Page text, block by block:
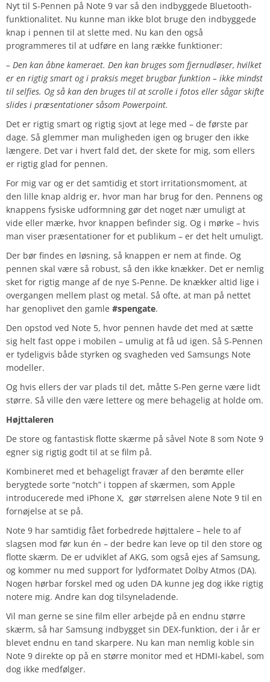
Nyt til S-Pennen på Note 9 var så den indbyggede Bluetooth-
funktionalitet. Nu kunne man ikke blot bruge den indbyggede
knap i pennen til at slette med. Nu kan den også
programmeres til at udføre en lang række funktioner:
– Den kan åbne kameraet. Den kan bruges som fjernudløser, hvilket
er en rigtig smart og i praksis meget brugbar funktion – ikke mindst
til selfies. Og så kan den bruges til at scrolle i fotos eller sågar skifte
slides i præsentationer såsom Powerpoint.
Det er rigtig smart og rigtig sjovt at lege med – de første par
dage. Så glemmer man muligheden igen og bruger den ikke
længere. Det var i hvert fald det, der skete for mig, som ellers
er rigtig glad for pennen.
For mig var og er det samtidig et stort irritationsmoment, at
den lille knap aldrig er, hvor man har brug for den. Pennens og
knappens fysiske udformning gør det noget nær umuligt at
vide eller mærke, hvor knappen befinder sig. Og i mørke – hvis
man viser præsentationer for et publikum – er det helt umuligt.
Der bør findes en løsning, så knappen er nem at finde. Og
pennen skal være så robust, så den ikke knækker. Det er nemlig
sket for rigtig mange af de nye S-Penne. De knækker altid lige i
overgangen mellem plast og metal. Så ofte, at man på nettet
har genoplivet den gamle #spengate.
Den opstod ved Note 5, hvor pennen havde det med at sætte
sig helt fast oppe i mobilen – umulig at få ud igen. Så S-Pennen
er tydeligvis både styrken og svagheden ved Samsungs Note
modeller.
Og hvis ellers der var plads til det, måtte S-Pen gerne være lidt
større. Så ville den være lettere og mere behagelig at holde om.
Højttaleren
De store og fantastisk flotte skærme på såvel Note 8 som Note 9
egner sig rigtig godt til at se film på.
Kombineret med et behageligt fravær af den berømte eller
berygtede sorte “notch” i toppen af skærmen, som Apple
introducerede med iPhone X, gør størrelsen alene Note 9 til en
fornøjelse at se på.
Note 9 har samtidig fået forbedrede højttalere – hele to af
slagsen mod før kun én – der bedre kan leve op til den store og
flotte skærm. De er udviklet af AKG, som også ejes af Samsung,
og kommer nu med support for lydformatet Dolby Atmos (DA).
Nogen hørbar forskel med og uden DA kunne jeg dog ikke rigtig
notere mig. Andre kan dog tilsyneladende.
Vil man gerne se sine film eller arbejde på en endnu større
skærm, så har Samsung indbygget sin DEX-funktion, der i år er
blevet endnu en tand skarpere. Nu kan man nemlig koble sin
Note 9 direkte op på en større monitor med et HDMI-kabel, som
dog ikke medfølger.